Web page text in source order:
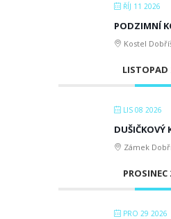
ŘÍJ 11 2026
PODZIMNÍ
Kostel
LISTOPAD
LIS 08 2026
DUŠIČKOVÝ
Zámek
PROSINEC
PRO 29 2026